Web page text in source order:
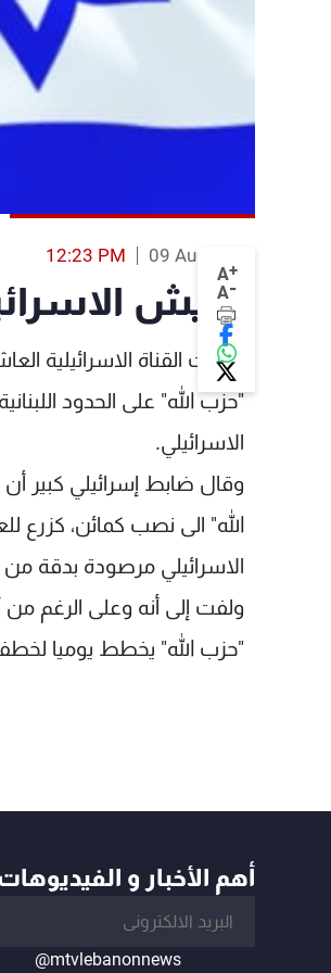
A+
A-
09 Aug 2013
12:23 PM
الجيش
أشارت القناة الاسرائيلية
"حزب الله" على الحدود
الاسرائيلي.
وقال ضابط إسرائيلي كبير
الله" الى نصب كمائن، كزرع
الاسرائيلي مرصودة بدقة
"حزب الله" يخطط يوميا
أهم الأخبار و
@mtvlebanonnews